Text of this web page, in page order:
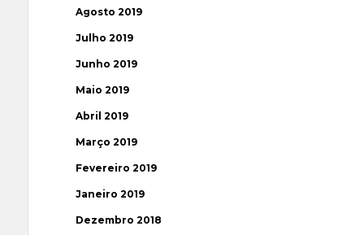
Agosto 2019
Julho 2019
Junho 2019
Maio 2019
Abril 2019
Março 2019
Fevereiro 2019
Janeiro 2019
Dezembro 2018